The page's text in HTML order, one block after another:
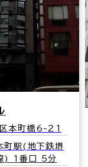
本町橋6-21
町駅(地下鉄堺
) 1番口 5分